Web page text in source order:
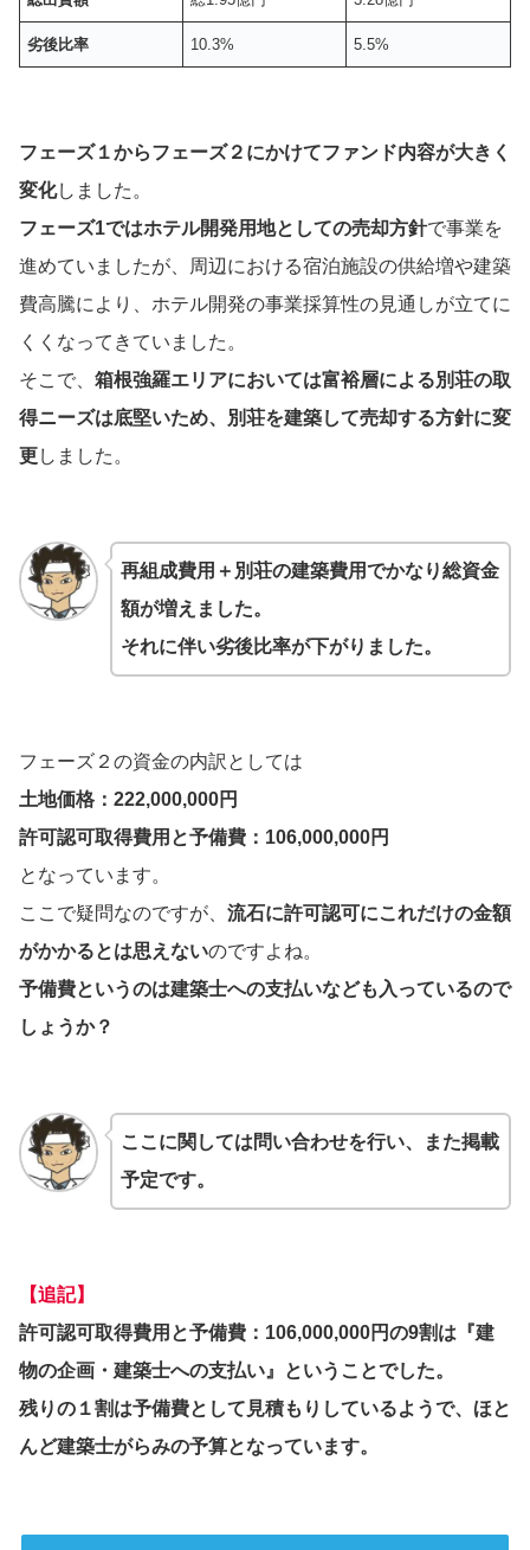
劣後比率 10.3% 5.5%
フェーズ１からフェーズ２にかけてファンド内容が大きく
変化しました。
フェーズ1ではホテル開発用地としての売却方針で事業を
進めていましたが、周辺における宿泊施設の供給増や建築
費高騰により、ホテル開発の事業採算性の見通しが立てに
くくなってきていました。
そこで、 箱根強羅エリアにおいては富裕層による別荘の取
得ニーズは底堅いため、別荘を建築して売却する方針に変
更しました。
再組成費用＋別荘の建築費用でかなり総資金
額が増えました。
それに伴い劣後比率が下がりました。
フェーズ２の資金の内訳としては
土地価格：222,000,000円
許可認可取得費用と予備費：106,000,000円
となっています。
ここで疑問なのですが、 流石に許可認可にこれだけの金額
がかかるとは思えないのですよね。
予備費というのは建築士への支払いなども入っているので
しょうか？
ここに関しては問い合わせを行い、また掲載
予定です。
【追記】
許可認可取得費用と予備費：106,000,000円の9割は『建
物の企画・建築士への支払い』ということでした。
残りの１割は予備費として見積もりしているようで、ほと
んど建築士がらみの予算となっています。